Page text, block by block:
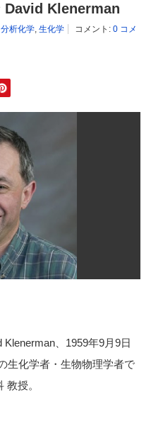
David Klenerman
分析化学, 生化学 コメント: 0 コメ
、1959年9月9日
生化学者・生物物理学者で
授。